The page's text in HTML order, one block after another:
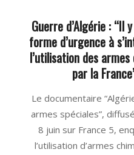
Guerre d’Algérie : “Il
forme d’urgence à
l’utilisation des
par la
06-
09
Le documentaire
armes spéciales”,
8 juin sur France 5,
l’utilisation d’armes